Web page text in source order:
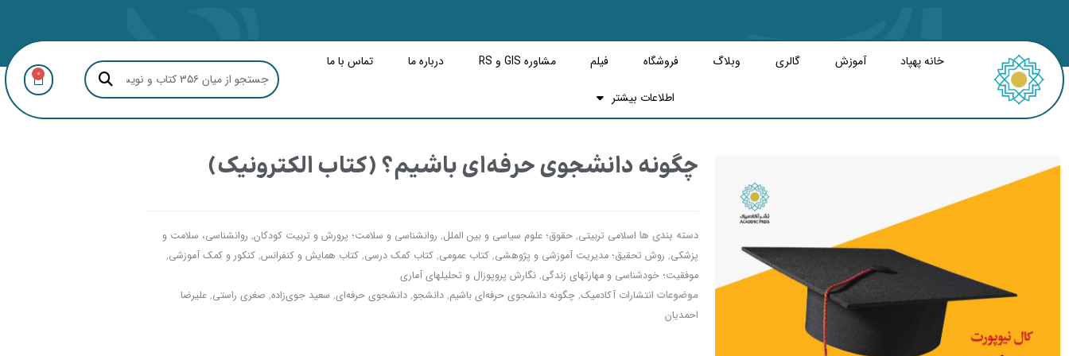
خانه پهپاد آموزش گالری وبلاگ فروشگاه فیلم مشاوره GIS و RS درباره ما تماس با ما
اطلاعات بیشتر
0
چگونه دانشجوی حرفه‌ای باشیم؟ (کتاب الکترونیک)
دسته بندی ها اسلامی تربیتی, حقوق؛ علوم سیاسی و بین الملل, روانشناسی و سلامت؛ پرورش و تربیت کودکان, روانشناسی، سلامت و
پزشکی, روش تحقیق؛ مدیریت آموزشی و پژوهشی, کتاب عمومی, کتاب کمک درسی, کتاب همایش و کنفرانس, کنکور و کمک آموزشی,
موفقیت؛ خودشناسی و مهارتهای زندگی, نگارش پروپوزال و تحلیلهای آماری
موضوعات انتشارات آکادمیک, چگونه دانشجوی حرفه‌ای باشیم, دانشجو, دانشجوی حرفه‌ای, سعید جوی‌زاده, صغری راستی, علیرضا
احمدیان